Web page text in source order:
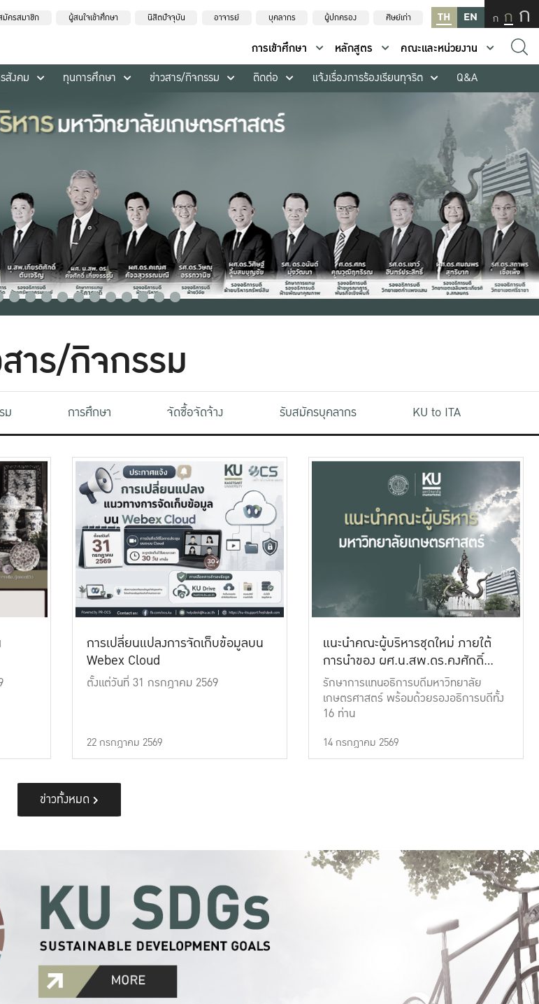
มัครสมาชิก ผู้สนใจเข้าศึกษา นิสิตปัจจุบัน อาจารย์ บุคลากร ผู้ปกครอง ศิษย์เก่า TH EN ก ก ก
การเข้าศึกษา หลักสูตร
คณะและหน่วยงาน
สังคม ทุนการศึกษา ข่าวสาร/กิจกรรม ติดต่อ แจ้งเรื่องการร้องเรียนทุจริต Q&A
าร/กิจกรรม
ม การศึกษา จัดซื้อจัดจ้าง รับสมัครบุคลากร KU to ITA
การเปลี่ยนแปลงการจัดเก็บข้อมูลบน
Webex Cloud
ตั้งแต่วันที่ 31 กรกฎาคม 2569
22 กรกฎาคม 2569
แนะนำคณะผู้บริหารชุดใหม่ ภายใต้
การนำของ ผศ.น.สพ.ดร.คงศักดิ์
เที่ยงธรรม
รักษาการแทนอธิการบดีมหาวิทยาลัย
เกษตรศาสตร์ พร้อมด้วยรองอธิการบดีทั้ง
16 ท่าน
14 กรกฎาคม 2569
ข่าวทั้งหมด